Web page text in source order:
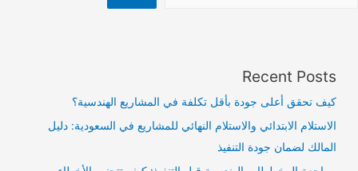
Recent Posts
كيف تحقق أعلى جودة بأقل تكلفة في المشاريع الهندسية؟
الاستلام الابتدائي والاستلام النهائي للمشاريع في السعودية: دليل
المالك لضمان جودة التنفيذ